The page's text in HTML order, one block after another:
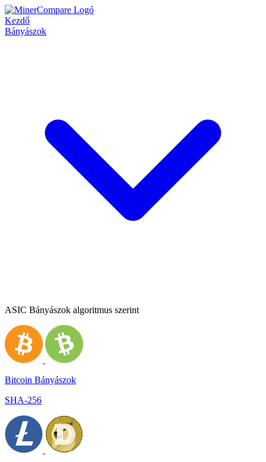
Kezdő
Bányászok
ASIC Bányászok algoritmus szerint
Bitcoin Bányászok
SHA-256